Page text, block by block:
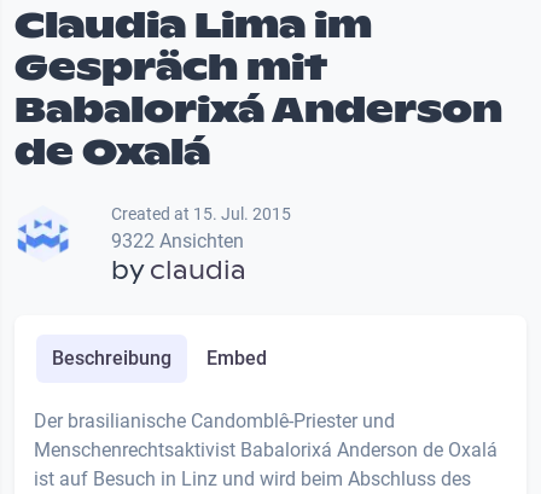
Claudia Lima im
Gespräch mit
Babalorixá Anderson
de Oxalá
Created at 15. Jul. 2015
9322 Ansichten
byclaudia
Beschreibung Embed
Der brasilianische Candomblê-Priester und
Menschenrechtsaktivist Babalorixá Anderson de Oxalá
ist auf Besuch in Linz und wird beim Abschluss des